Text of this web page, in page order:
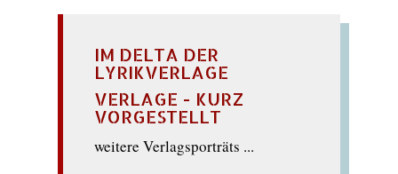
IM DELTA DER
LYRIKVERLAGE
VERLAGE - KURZ
VORGESTELLT
weitere Verlagsporträts ...